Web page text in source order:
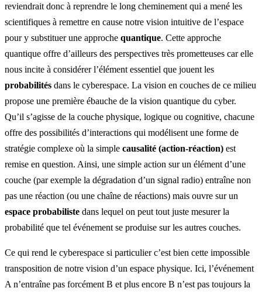
reviendrait donc à reprendre le long cheminement qui a mené les
scientifiques à remettre en cause notre vision intuitive de l’espace
pour y substituer une approche quantique. Cette approche
quantique offre d’ailleurs des perspectives très prometteuses car elle
nous incite à considérer l’élément essentiel que jouent les
probabilités dans le cyberespace. La vision en couches de ce milieu
propose une première ébauche de la vision quantique du cyber.
Qu’il s’agisse de la couche physique, logique ou cognitive, chacune
offre des possibilités d’interactions qui modélisent une forme de
stratégie complexe où la simple causalité (action-réaction) est
remise en question. Ainsi, une simple action sur un élément d’une
couche (par exemple la dégradation d’un signal radio) entraîne non
pas une réaction (ou une chaîne de réactions) mais ouvre sur un
espace probabiliste dans lequel on peut tout juste mesurer la
probabilité que tel événement se produise sur les autres couches.
Ce qui rend le cyberespace si particulier c’est bien cette impossible
transposition de notre vision d’un espace physique. Ici, l’événement
A n’entraîne pas forcément B et plus encore B n’est pas toujours la